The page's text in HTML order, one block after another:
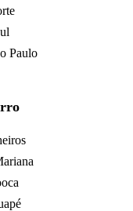
Paulo